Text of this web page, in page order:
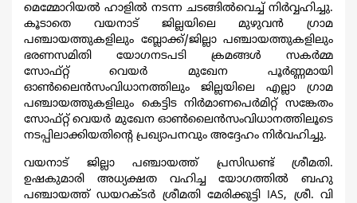
മെമ്മോറിയൽ ഹാളിൽ നടന്ന ചടങ്ങില്‍വെച്ച് നിർവ്വഹിച്ചു.
കൂടാതെ വയനാട് ജില്ലയിലെ മുഴുവൻ ഗ്രാമ
പഞ്ചായത്തുകളിലും ബ്ലോക്ക്/ജില്ലാ പഞ്ചായത്തുകളിലും
ഭരണസമിതി യോഗനടപടി ക്രമങ്ങള്‍ സകർമ്മ
സോഫ്റ്റ് വെയര്‍ മുഖേന പൂര്‍ണ്ണമായി
ഓണ്‍ലൈന്‍സംവിധാനത്തിലും ജില്ലയിലെ എല്ലാ ഗ്രാമ
പഞ്ചായത്തുകളിലും കെട്ടിട നിര്‍മാണപെര്‍മിറ്റ് സങ്കേതം
സോഫ്റ്റ് വെയര്‍ മുഖേന ഓണ്‍ലൈന്‍സംവിധാനത്തിലൂടെ
നടപ്പിലാക്കിയതിന്‍റെ പ്രഖ്യാപനവും അദ്ദേഹം നിര്‍വഹിച്ചു.
വയനാട് ജില്ലാ പഞ്ചായത്ത് പ്രസിഡണ്ട് ശ്രീമതി.
ഉഷകുമാരി അധ്യക്ഷത വഹിച്ച യോഗത്തിൽ ബഹു
പഞ്ചായത്ത് ഡയറക്ടർ ശ്രീമതി മേരിക്കുട്ടി IAS, ശ്രീ. വി